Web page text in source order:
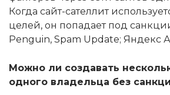
Когда сайт-сателлит
целей, он попадает под
Penguin, Spam Update; Яндекс
Можно ли создавать
одного владельца без